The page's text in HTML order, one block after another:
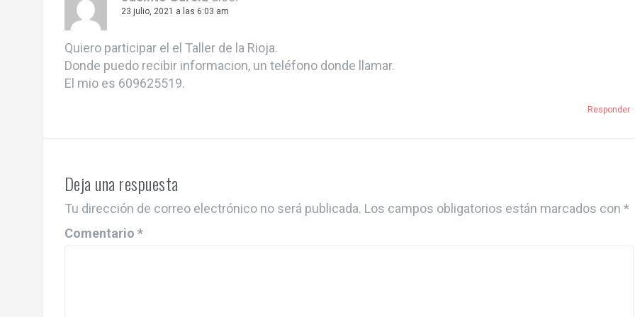
23 julio, 2021 a las 6:03 am
Quiero participar el el Taller de la Rioja.
Donde puedo recibir informacion, un teléfono donde llamar.
El mio es 609625519.
Responder
Deja una respuesta
Tu dirección de correo electrónico no será publicada. Los campos obligatorios están marcados con *
Comentario *